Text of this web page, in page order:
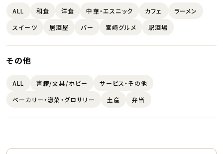
ALL 和食 洋食 中華・エスニック カフェ
ラーメン
スイーツ
居酒屋 バー 宮崎グルメ 駅酒場
その他
ALL 書籍/文具/ホビー
サービス・その他
ベーカリー・惣菜・グロサリー
土産 弁当